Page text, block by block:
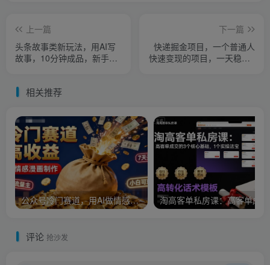
上一篇
头条故事类新玩法，用AI写
故事，10分钟成品，新手也
下一篇
快递掘金项目，一个普通人
快速变现的项目，一天稳定1
相关推荐
公众号冷门赛道，用AI做情感漫画，7天开通流量主，操作简单，小白可玩
评论 抢沙发